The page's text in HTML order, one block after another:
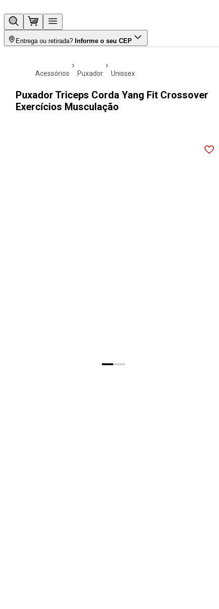
Entrega ou retirada? Informe o seu CEP
acessórios puxador unissex
Puxador Triceps Corda Yang Fit Crossover
Exercícios Musculação